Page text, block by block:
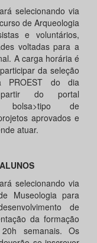
selecionando via
de Arqueologia
e voluntários,
voltadas para a
A carga horária é
da seleção
PROEST do dia
do portal
bolsa>tipo de
aprovados e
atuar.
selecionando via
Museologia para
de
da formação
semanais. Os